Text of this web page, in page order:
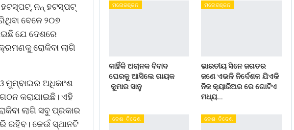
ହଟସ୍ପଟ୍, ନନ୍ ହଟସ୍ପଟ୍
ବେଳେ ୨୦୭
ଯେ ଦେଶରେ
ରୋକିବା ଲାଗି
ମୁମ୍ବାଇର ଅଧିକାଂଶ
କରାଯାଇଛି। ଏହି
ଲାଗି ସବୁ ପ୍ରକାର
ରହିବ। କେଉଁ ସ୍ଥାନଟି
ମନୋରଞ୍ଜନ
କାହିଁକି ଅଚାନକ ବିବାଦ
ଘେରକୁ ଆସିଲେ ଗାୟକ
କୁମାର ସାନୁ
ମନୋରଞ୍ଜନ
ଭାରତୀୟ ସିନେ ଜଗତର
ଜଣେ ଏଭଳି ନିର୍ଦେଶକ ଯିଏକି
ନିଜ କ୍ୟାରିଅର ରେ ଗୋଟିଏ
ମଧ୍ୟ…
ଦେଶ- ବିଦେଶ ଦେଶ- ବିଦେଶ